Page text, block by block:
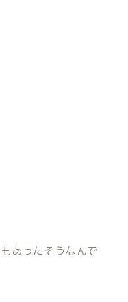
もあったそうなんで